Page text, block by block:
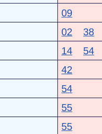
09
02 38
14 54
42
54
55
55